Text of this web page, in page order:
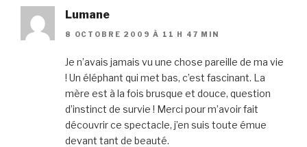
Lumane
8 OCTOBRE 2009 À 11 H 47 MIN
Je n’avais jamais vu une chose pareille de ma vie
! Un éléphant qui met bas, c’est fascinant. La
mère est à la fois brusque et douce, question
d’instinct de survie ! Merci pour m’avoir fait
découvrir ce spectacle, j’en suis toute émue
devant tant de beauté.